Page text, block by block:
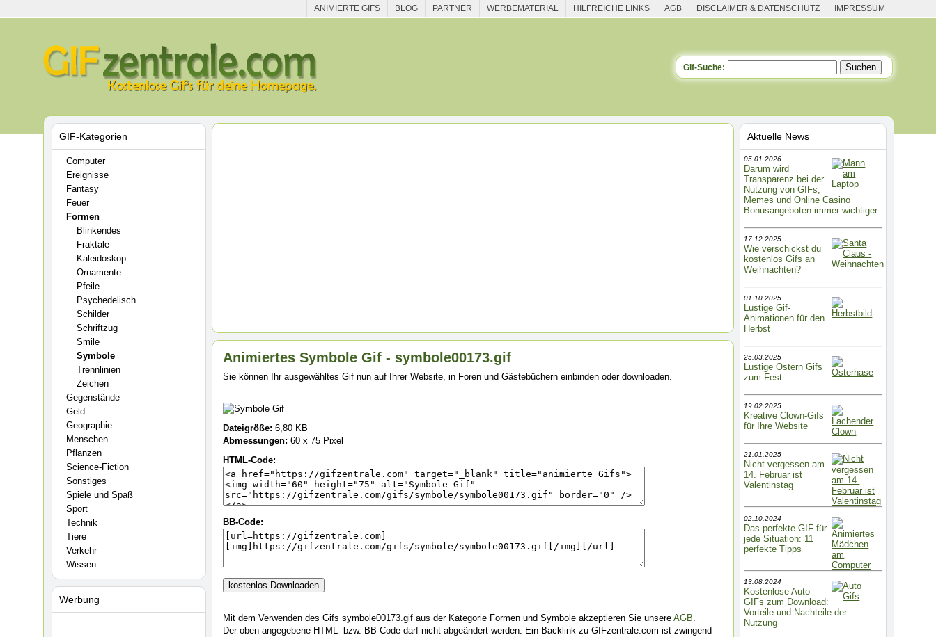
ANIMIERTE GIFS BLOG PARTNER WERBEMATERIAL HILFREICHE LINKS AGB DISCLAIMER & DATENSCHUTZ IMPRESSUM
Gif-Suche:
GIF-Kategorien
Computer
Ereignisse
Fantasy
Feuer
Formen
Blinkendes
Fraktale
Kaleidoskop
Ornamente
Pfeile
Psychedelisch
Schilder
Schriftzug
Smile
Symbole
Trennlinien
Zeichen
Gegenstände
Geld
Geographie
Menschen
Pflanzen
Science-Fiction
Sonstiges
Spiele und Spaß
Sport
Technik
Tiere
Verkehr
Wissen
Werbung
Animiertes Symbole Gif - symbole00173.gif
Sie können Ihr ausgewähltes Gif nun auf Ihrer Website, in Foren und Gästebüchern einbinden oder downloaden.
Dateigröße: 6,80 KB
Abmessungen: 60 x 75 Pixel
HTML-Code:
BB-Code:
Mit dem Verwenden des Gifs symbole00173.gif aus der Kategorie Formen und Symbole akzeptieren Sie unsere AGB.
Der oben angegebene HTML- bzw. BB-Code darf nicht abgeändert werden. Ein Backlink zu GIFzentrale.com ist zwingend
Aktuelle News
05.01.2026
Darum wird
Transparenz bei der
Nutzung von GIFs,
Memes und Online Casino
Bonusangeboten immer wichtiger
17.12.2025
Wie verschickst du
kostenlos Gifs an
Weihnachten?
01.10.2025
Lustige Gif-
Animationen für den
Herbst
25.03.2025
Lustige Ostern Gifs
zum Fest
19.02.2025
Kreative Clown-Gifs
für Ihre Website
21.01.2025
Nicht vergessen am
14. Februar ist
Valentinstag
02.10.2024
Das perfekte GIF für
jede Situation: 11
perfekte Tipps
13.08.2024
Kostenlose Auto
GIFs zum Download:
Vorteile und Nachteile der
Nutzung